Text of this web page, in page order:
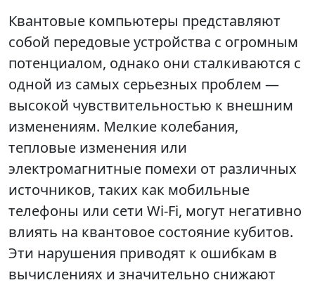
Квантовые компьютеры представляют
собой передовые устройства с огромным
потенциалом, однако они сталкиваются с
одной из самых серьезных проблем —
высокой чувствительностью к внешним
изменениям. Мелкие колебания,
тепловые изменения или
электромагнитные помехи от различных
источников, таких как мобильные
телефоны или сети Wi-Fi, могут негативно
влиять на квантовое состояние кубитов.
Эти нарушения приводят к ошибкам в
вычислениях и значительно снижают